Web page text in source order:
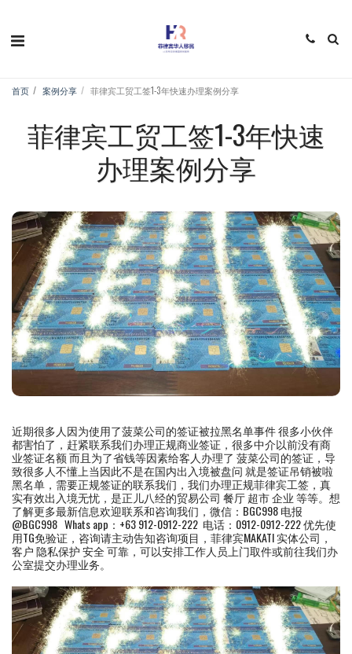
首页 案例分享 菲律宾工贸工签1-3年快速办理案例分享
菲律宾工贸工签1-3年快速
办理案例分享
近期很多人因为使用了菠菜公司的签证被拉黑名单事件 很多小伙伴
都害怕了，赶紧联系我们办理正规商业签证，很多中介以前没有商
业签证名额 而且为了省钱等因素给客人办理了 菠菜公司的签证，导
致很多人不懂上当因此不是在国内出入境被盘问 就是签证吊销被啦
黑名单，需要正规签证的联系我们，我们办理正规菲律宾工签，真
实有效出入境无忧，是正儿八经的贸易公司 餐厅 超市 企业 等等。想
了解更多最新信息欢迎联系和咨询我们，微信：BGC998 电报
@BGC998 Whats app：+63 912-0912-222 电话：0912-0912-222 优先使
用TG免验证，咨询请主动告知咨询项目，菲律宾MAKATI 实体公司，
客户 隐私保护 安全 可靠，可以安排工作人员上门取件或前往我们办
公室提交办理业务。